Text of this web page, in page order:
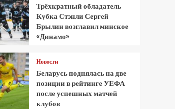
Трёхкратный обладатель
Кубка Стэнли Сергей
Брылин возглавил минское
«Динамо»
Новости
Беларусь поднялась на две
позиции в рейтинге УЕФА
после успешных матчей
клубов